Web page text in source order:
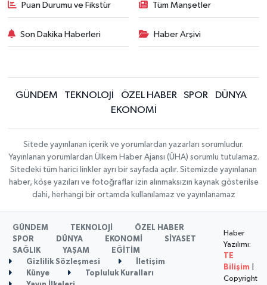
Puan Durumu ve Fikstür Tüm Manşetler
Son Dakika Haberleri Haber Arşivi
GÜNDEM TEKNOLOJİ ÖZEL HABER SPOR
DÜNYA
EKONOMİ
Sitede yayınlanan içerik ve yorumlardan yazarları sorumludur.
Yayınlanan yorumlardan Ülkem Haber Ajansı (ÜHA) sorumlu tutulamaz.
Sitedeki tüm harici linkler ayrı bir sayfada açılır. Sitemizde yayınlanan
haber, köşe yazıları ve fotoğraflar izin alınmaksızın kaynak gösterilse
dahi, herhangi bir ortamda kullanılamaz ve yayınlanamaz
GÜNDEM TEKNOLOJİ
ÖZEL HABER
SPOR
DÜNYA EKONOMİ
SİYASET
SAĞLIK
YAŞAM
EĞİTİM
Gizlilik Sözleşmesi
İletişim
Künye
Topluluk Kuralları
Haber
Yazılımı:
TE
Bilişim
Copyright